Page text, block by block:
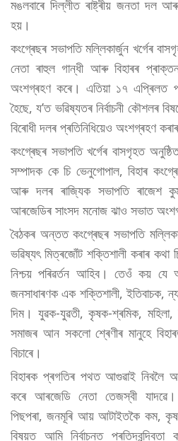
মঙলবাৰে দিল্লীত ৰাষ্ট্ৰীয় জনতা দল
হয়।
কংগ্ৰেছৰ সভাপতি মল্লিকাৰ্জুন খৰ্গেৰ
নেতা ৰাহুল গান্ধী আৰু বিহাৰৰ
অংশগ্ৰহণ কৰে। এতিয়া ১৭ এপ্ৰিলত
হৈছে, য’ত ভৱিষ্যতৰ নিৰ্বাচনী কৌশলৰ
বিৰোধী দলৰ প্ৰতিনিধিয়েও অংশগ্ৰহণ
কংগ্ৰেছৰ সভাপতি খৰ্গেৰ বাসগৃহত
সম্পাদক কে চি ভেনুগোপাল, বিহাৰ
আৰু দলৰ ৰাজ্যিক সভাপতি ৰাজেশ
আৰজেডিৰ সাংসদ মনোজ ঝাও সভাত
বৈঠকৰ অন্তত কংগ্ৰেছৰ সভাপতি
ভৱিষ্যৎ মিত্ৰজোঁট শক্তিশালী কৰাৰ কথা
নিশ্চয় পৰিৱৰ্তন আহিব। তেওঁ কয় যে
জনসাধাৰণক এক শক্তিশালী, ইতিবাচক,
দিম। যুৱক-যুৱতী, কৃষক-শ্ৰমিক,
সমাজৰ আন সকলো শ্ৰেণীৰ মানুহে
বিচাৰে।
বিহাৰক প্ৰগতিৰ পথত আগুৱাই নিবলৈ
কৰে আৰজেডি নেতা তেজস্বী যাদৱে।
পিছপৰা, জনমূৰি আয় আটাইতকৈ কম,
বিষয়ত আমি নিৰ্বাচনত